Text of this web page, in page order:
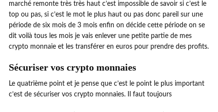
marché remonte très très haut c’est impossible de savoir si c’est le
top ou pas, si c’est le mot le plus haut ou pas donc pareil sur une
période de six mois de 3 mois enfin on décide cette période on se
dit voilà tous les mois je vais enlever une petite partie de mes
crypto monnaie et les transférer en euros pour prendre des profits.
Sécuriser vos crypto monnaies
Le quatrième point et je pense que c’est le point le plus important
c’est de sécuriser vos crypto monnaies. Il faut toujours